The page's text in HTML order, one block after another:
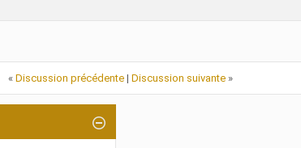
« Discussion précédente| Discussion suivante »